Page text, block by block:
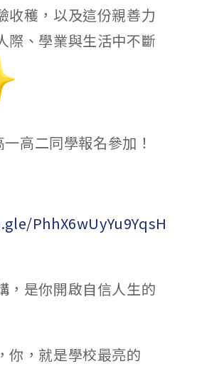
收穫，以及這份親善力
際、學業與生活中不斷
高二同學報名參加！
PhhX6wUyYu9YqsH
，是你開啟自信人生的
你，就是學校最亮的